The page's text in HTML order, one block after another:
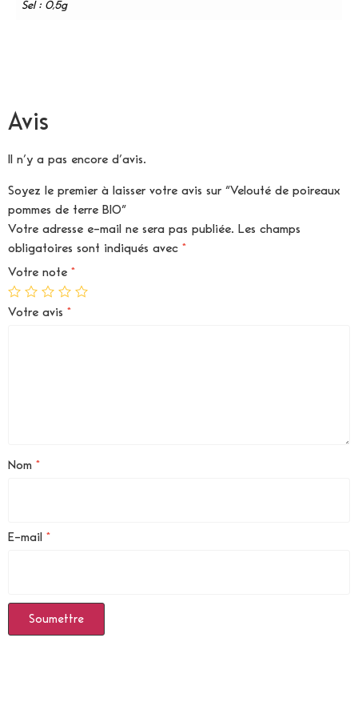
Sel : 0,5g
Avis
Il n’y a pas encore d’avis.
Soyez le premier à laisser votre avis sur “Velouté de poireaux
pommes de terre BIO”
Votre adresse e-mail ne sera pas publiée. Les champs
obligatoires sont indiqués avec *
Votre note *
Votre avis *
Nom *
E-mail *